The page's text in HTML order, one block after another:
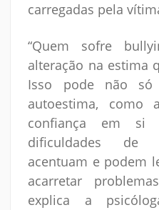
carregadas pela
“Quem sofre
alteração na estima
Isso pode não só
autoestima, como
confiança em
dificuldades de
acentuam e podem
acarretar
explica a